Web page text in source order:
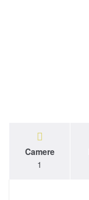
Camere
1